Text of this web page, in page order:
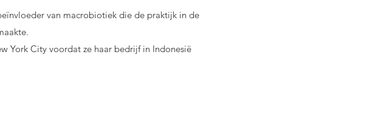
van macrobiotiek die de praktijk in de
York City voordat ze haar bedrijf in Indonesië